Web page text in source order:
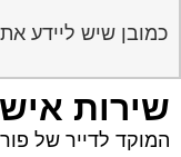
כמובן שיש ליידע
שירות
המוקד לדייר של